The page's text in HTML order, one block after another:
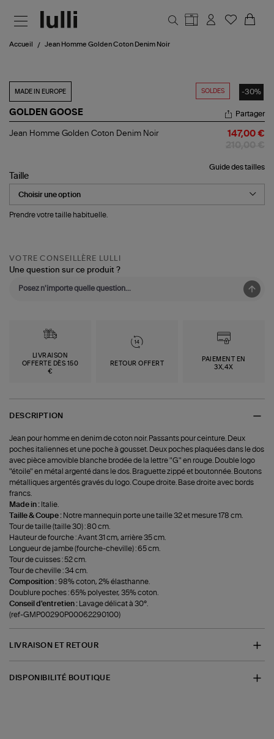
Accueil Jean Homme Golden Coton Denim Noir
SOLDES -30%
MADE IN EUROPE
GOLDEN GOOSE
Jean
Denim
Noir
Partager
Jean Homme Golden Coton Denim Noir 147,00 €
Guide des tailles
Taille
Prendre votre taille habituelle.
VOTRE CONSEILLÈRE LULLI
Une question sur ce produit ?
LIVRAISON
OFFERTE DÈS 150
€
RETOUR OFFERT
PAIEMENT EN
3X,4X
DESCRIPTION
Jean pour homme en denim de coton noir. Passants pour ceinture. Deux
poches italiennes et une poche à gousset. Deux poches plaquées dans le dos
avec pièce amovible blanche brodée de la lettre "G" en rouge. Double logo
"étoile" en métal argenté dans le dos. Braguette zippé et boutonnée. Boutons
métalliques argentés gravés du logo. Coupe droite. Base droite avec bords
francs.
Made in : Italie.
Taille & Coupe : Notre mannequin porte une taille 32 et mesure 178 cm.
Tour de taille (taille 30) : 80 cm.
Hauteur de fourche : Avant 31 cm, arrière 35 cm.
Longueur de jambe (fourche-cheville) : 65 cm.
Tour de cuisses : 52 cm.
Tour de cheville : 34 cm.
Composition : 98% coton, 2% élasthanne.
Doublure poches : 65% polyester, 35% coton.
Conseil d'entretien :
Lavage délicat à 30°.
(ref-GMP00290P00062290100)
LIVRAISON ET RETOUR
DISPONIBILITÉ BOUTIQUE